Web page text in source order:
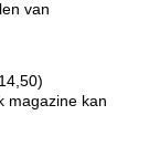
van
magazine kan